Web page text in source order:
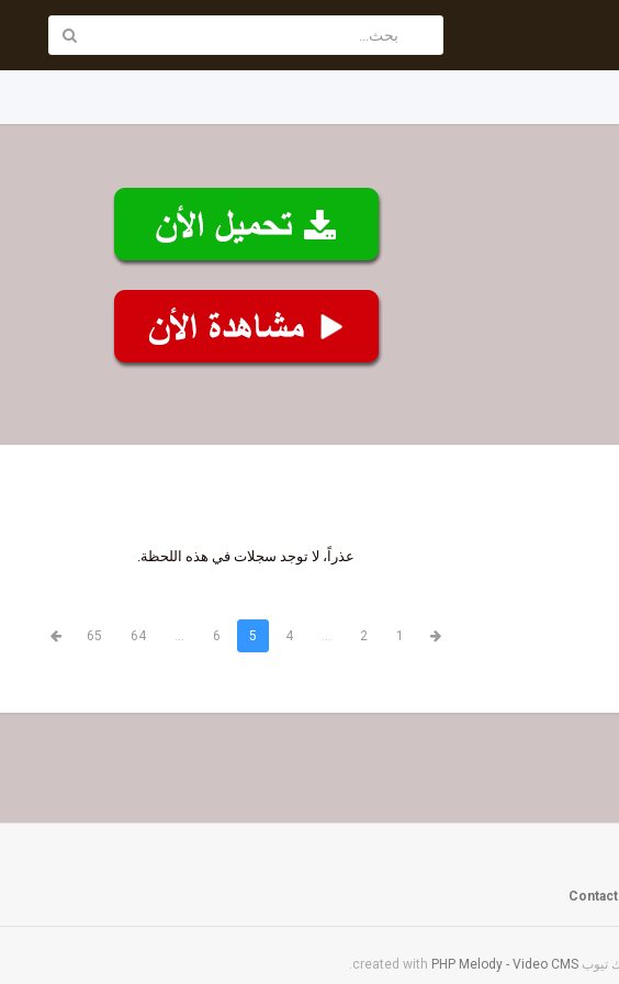
عذراً، لا توجد سجلات في هذه اللحظة.
1
2
...
4
5
6
...
64
65
Contact
PHP Melody - Video CMS
.